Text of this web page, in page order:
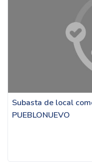
Subasta de local
PUEBLONUEVO